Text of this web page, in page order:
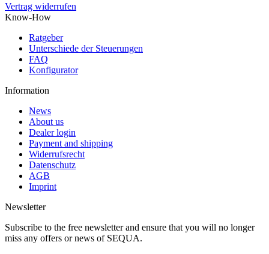
Vertrag widerrufen
Know-How
Ratgeber
Unterschiede der Steuerungen
FAQ
Konfigurator
Information
News
About us
Dealer login
Payment and shipping
Widerrufsrecht
Datenschutz
AGB
Imprint
Newsletter
Subscribe to the free newsletter and ensure that you will no longer
miss any offers or news of SEQUA.